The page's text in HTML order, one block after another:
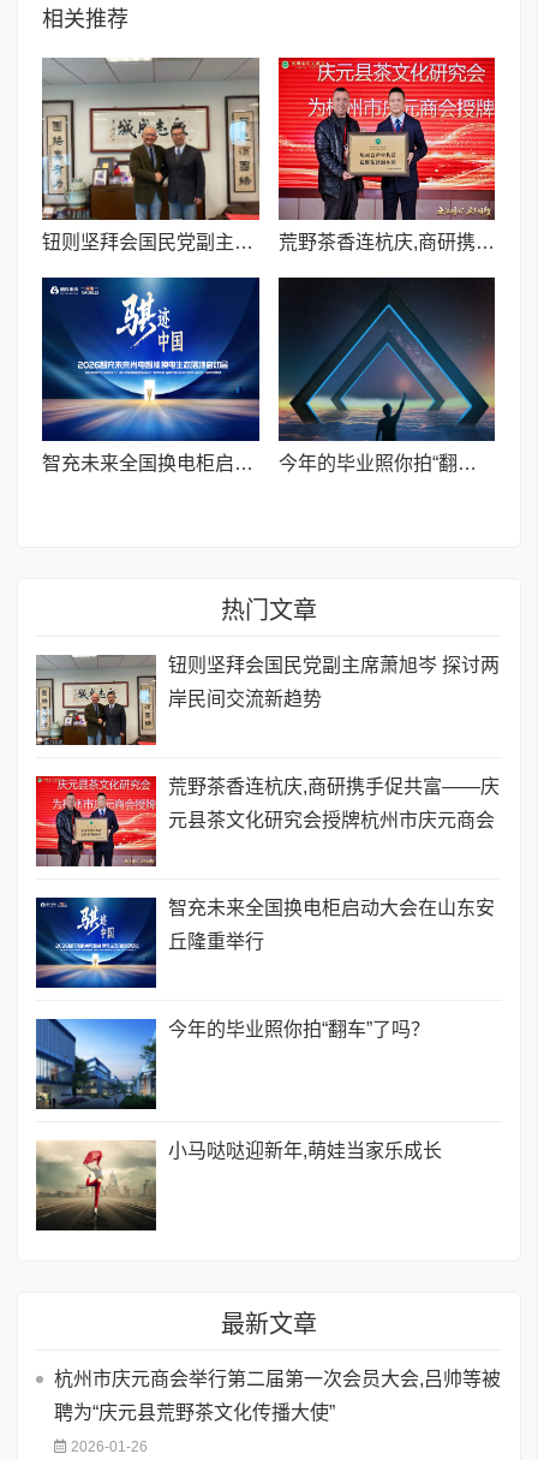
相关推荐
钮则坚拜会国民党副主席萧旭岑 探讨两岸民间交流新趋势 荒野茶香连杭庆,商研携手促共富——庆元县茶文化研究会授牌杭州市庆元商会
智充未来全国换电柜启动大会在山东安丘隆重举行 今年的毕业照你拍“翻车”了吗？
热门文章
钮则坚拜会国民党副主席萧旭岑 探讨两
岸民间交流新趋势
荒野茶香连杭庆,商研携手促共富——庆
元县茶文化研究会授牌杭州市庆元商会
智充未来全国换电柜启动大会在山东安
丘隆重举行
今年的毕业照你拍“翻车”了吗？
小马哒哒迎新年,萌娃当家乐成长
最新文章
杭州市庆元商会举行第二届第一次会员大会,吕帅等被
聘为“庆元县荒野茶文化传播大使”
2026-01-26